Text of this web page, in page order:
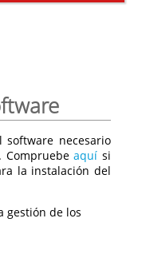
software necesario
Compruebeaquí si
la instalación del
gestión de los